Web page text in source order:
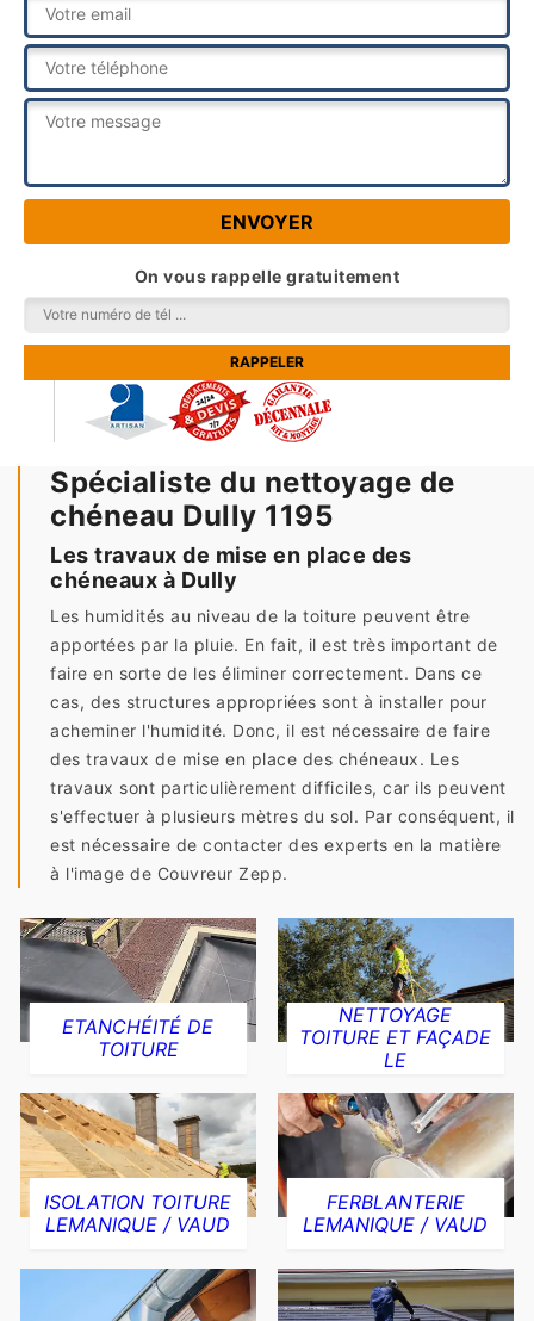
On vous rappelle gratuitement
Spécialiste du nettoyage de
chéneau Dully 1195
Les travaux de mise en place des
chéneaux à Dully
Les humidités au niveau de la toiture peuvent être
apportées par la pluie. En fait, il est très important de
faire en sorte de les éliminer correctement. Dans ce
cas, des structures appropriées sont à installer pour
acheminer l'humidité. Donc, il est nécessaire de faire
des travaux de mise en place des chéneaux. Les
travaux sont particulièrement difficiles, car ils peuvent
s'effectuer à plusieurs mètres du sol. Par conséquent, il
est nécessaire de contacter des experts en la matière
à l'image de Couvreur Zepp.
ETANCHÉITÉ DE
TOITURE
NETTOYAGE
TOITURE ET FAÇADE
LE
ISOLATION TOITURE
LEMANIQUE / VAUD
FERBLANTERIE
LEMANIQUE / VAUD